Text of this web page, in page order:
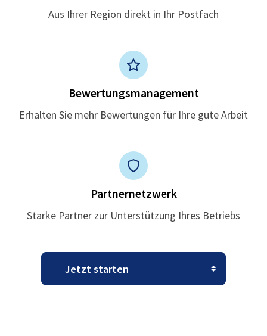
Aus Ihrer Region direkt in Ihr Postfach
Bewertungsmanagement
Erhalten Sie mehr Bewertungen für Ihre gute Arbeit
Partnernetzwerk
Starke Partner zur Unterstützung Ihres Betriebs